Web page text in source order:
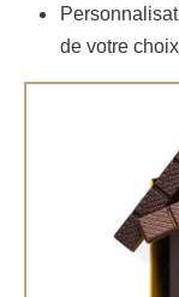
de votre choix